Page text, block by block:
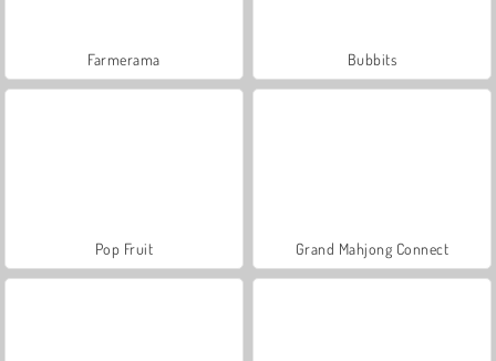
Farmerama Bubbits
Pop Fruit Grand Mahjong Connect